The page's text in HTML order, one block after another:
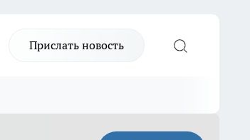
Прислать новость